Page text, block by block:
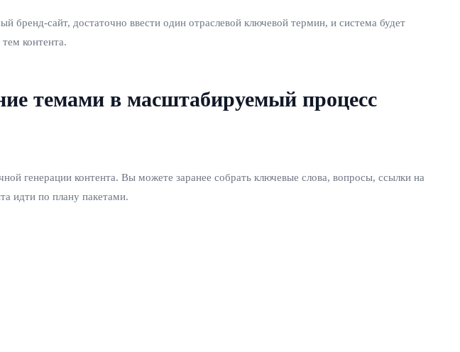
бренд‑сайт, достаточно ввести один отраслевой ключевой термин, и система будет
контента.
темами в масштабируемый процесс
генерации контента. Вы можете заранее собрать ключевые слова, вопросы, ссылки на
идти по плану пакетами.